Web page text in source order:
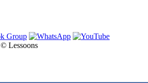
כל הזכויות שמורות 2026 © Lessoons